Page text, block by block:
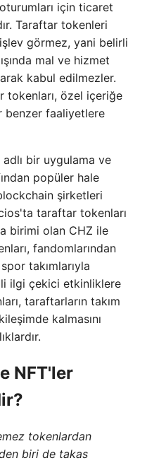
için ticaret
Taraftar tokenleri
görmez, yani belirli
mal ve hizmet
kabul edilmezler.
tokenları, özel içeriğe
benzer faaliyetlere
bir uygulama ve
popüler hale
şirketleri
taraftar tokenları
birimi olan CHZ ile
fandomlarından
takımlarıyla
ilgi çekici etkinliklere
taraftarların takım
kalmasını
NFT'ler
tokenlardan
biri de takas